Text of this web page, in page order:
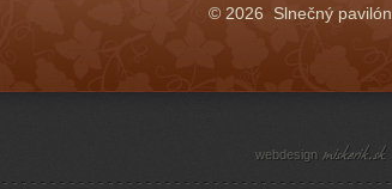
© 2026 Slnečný pavilón
webdesign